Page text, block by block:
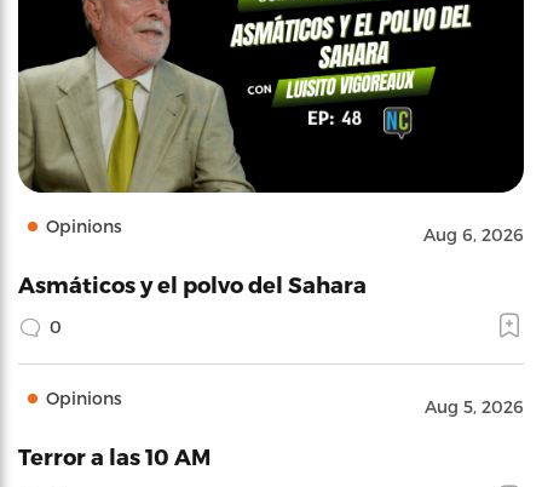
Opinions Aug 6, 2026
Asmáticos y el polvo del Sahara
0
Opinions Aug 5, 2026
Terror a las 10 AM